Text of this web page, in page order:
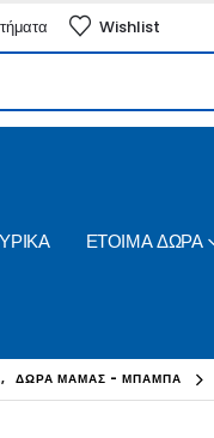
Wishlist
ΕΤΟΙΜΑ ΔΩΡΑ
, ΔΩΡΑ ΜΑΜΑΣ - ΜΠΑΜΠΑ